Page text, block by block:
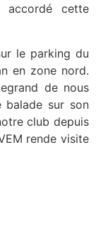
cette
le parking du
en zone nord.
de nous
sur son
club depuis
rende visite